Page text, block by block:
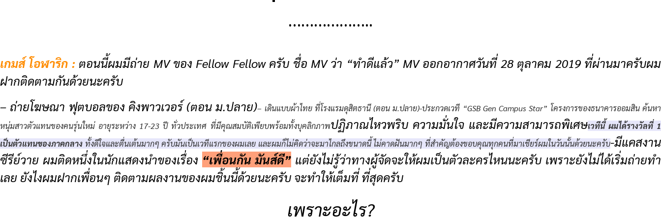
………………..
เกมส์ โอฬาริก : ตอนนี้ผมมีถ่าย MV ของ Fellow Fellow ครับ ชื่อ MV ว่า “ทำดีแล้ว” MV ออกอากาศวันที่ 28 ตุลาคม 2019 ที่ผ่านมาครับผม
ฝากติดตามกันด้วยนะครับ
– ถ่ายโฆษณา ฟุตบอลของ คิงพาวเวอร์ (ตอน ม.ปลาย)– เดินแบบผ้าไทย ที่โรงแรมดุสิตธานี (ตอน ม.ปลาย)-ประกวดเวที “GSB Gen Campus Star” โครงการของธนาคารออมสิน ค้นหา
หนุ่มสาวตัวแทนของคนรุ่นใหม่ อายุระหว่าง 17-23 ปี ทั่วประเทศ ที่มีคุณสมบัติเพียบพร้อมทั้งบุคลิกภาพปฏิภาณไหวพริบ ความมั่นใจ และมีความสามารถพิเศษเวทีนี้ ผมได้รางวัลที่ 1
เป็นตัวแทนของภาคกลาง ทั้งดีใจและตื่นเต้นมากๆ ครับมันเป็นเวทีแรกของผมเลย และผมก็ไม่คิดว่าจะมาไกลถึงขนาดนี้ ไม่คาดฝันมากๆ ที่สำคัญต้องขอบคุณทุกคนที่มาเชียร์ผมในวันนั้นด้วยนะครับ-มีแคสงาน
ซีรีย์วาย ผมติดหนึ่งในนักแสดงนำของเรื่อง “เพื่อนกัน มันส์ดี” แต่ยังไม่รู้ว่าทางผู้จัดจะให้ผมเป็นตัวละครไหนนะครับ เพราะยังไม่ได้เริ่มถ่ายทำ
เลย ยังไงผมฝากเพื่อนๆ ติดตามผลงานของผมชิ้นนี้ด้วยนะครับ จะทำให้เต็มที่ ที่สุดครับ
เพราะอะไร?